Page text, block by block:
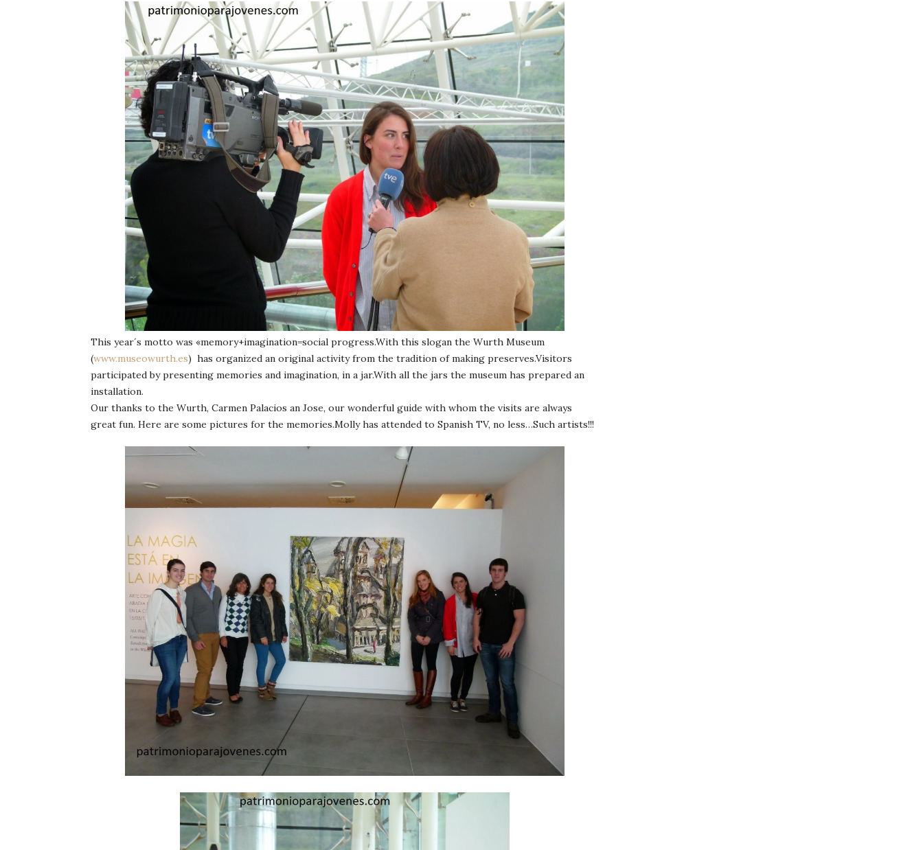
This year´s motto was «memory+imagination=social progress.With this slogan the Wurth Museum
(www.museowurth.es) has organized an original activity from the tradition of making preserves.Visitors
participated by presenting memories and imagination, in a jar.With all the jars the museum has prepared an
installation.
Our thanks to the Wurth, Carmen Palacios an Jose, our wonderful guide with whom the visits are always
great fun. Here are some pictures for the memories.Molly has attended to Spanish TV, no less…Such artists!!!